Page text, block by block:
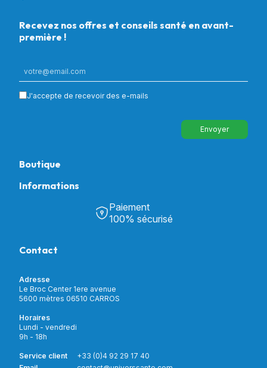
Recevez nos offres et conseils santé en avant-
première !
J'accepte de recevoir des e-mails
Envoyer
Boutique
Puériculture
Incontinence
Soins & Diagnostic
Aide à la mobilité
Matériel de location
Nouveautés
Promotions
Informations
Découvrir Univers Santé
Notre catalogue
Mon compte
Livraison et paiement
Paiement
100% sécurisé
Contact
Adresse
Le Broc Center 1ere avenue
5600 mètres 06510 CARROS
Horaires
Lundi - vendredi
9h - 18h
Service client
+33 (0)4 92 29 17 40